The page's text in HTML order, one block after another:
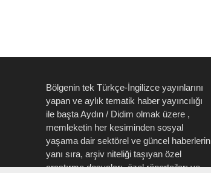
Bölgenin tek Türkçe-İngilizce yayınlarını
yapan ve aylık tematik haber yayıncılığı
ile başta Aydın / Didim olmak üzere ,
memleketin her kesiminden sosyal
yaşama dair sektörel ve güncel haberlerin
yanı sıra, arşiv niteliği taşıyan özel
araştırma dosyaları, özel röportajları ve